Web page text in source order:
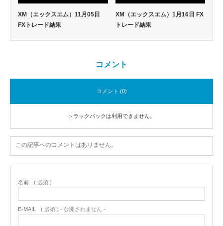
XM（エックスエム）11月05日
FXトレード結果
XM（エックスエム）1月16日 FX
トレード結果
コメント
コメント (0)
トラックバックは利用できません。
この記事へのコメントはありません。
名前 ( 必須 )
E-MAIL ( 必須 ) - 公開されません -